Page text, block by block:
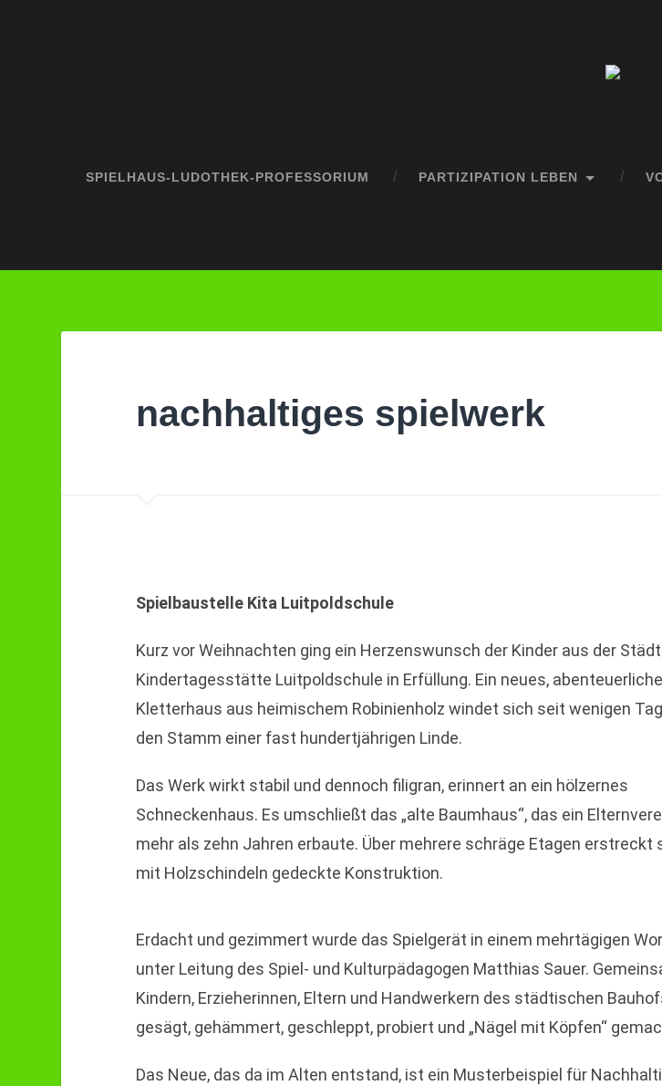
SPIELHAUS-LUDOTHEK-PROFESSORIUM PARTIZIPATION LEBEN
nachhaltiges spielwerk
Spielbaustelle Kita Luitpoldschule
Kurz vor Weihnachten ging ein Herzenswunsch der Kinder aus der
Kindertagesstätte Luitpoldschule in Erfüllung. Ein neues,
Kletterhaus aus heimischem Robinienholz windet sich seit wenigen
den Stamm einer fast hundertjährigen Linde.
Das Werk wirkt stabil und dennoch filigran, erinnert an ein hölzernes
Schneckenhaus. Es umschließt das „alte Baumhaus“, das ein
mehr als zehn Jahren erbaute. Über mehrere schräge Etagen erstreckt
mit Holzschindeln gedeckte Konstruktion.
Erdacht und gezimmert wurde das Spielgerät in einem mehrtägigen
unter Leitung des Spiel- und Kulturpädagogen Matthias Sauer.
Kindern, Erzieherinnen, Eltern und Handwerkern des städtischen
gesägt, gehämmert, geschleppt, probiert und „Nägel mit Köpfen“
Das Neue, das da im Alten entstand, ist ein Musterbeispiel für